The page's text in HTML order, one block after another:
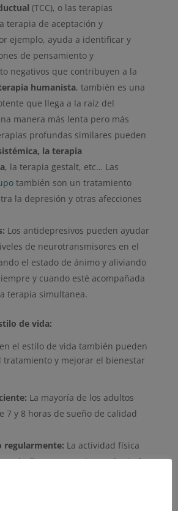
(TCC), o las terapias
terapia de aceptación y
ejemplo, ayuda a identificar y
de pensamiento y
negativos que contribuyen a la
humanista, también es una
que llega a la raíz del
manera más lenta pero más
profundas similares pueden
la terapia
, la terapia gestalt, etc… Las
también son un tratamiento
la depresión y otras afecciones
Los antidepresivos pueden ayudar
de neurotransmisores en el
el estado de ánimo y aliviando
y cuando esté acompañada
terapia simultanea.
de vida:
el estilo de vida también pueden
tratamiento y mejorar el bienestar
La mayoría de los adultos
7 y 8 horas de sueño de calidad
regularmente: La actividad física
endorfinas, que mejoran el estado